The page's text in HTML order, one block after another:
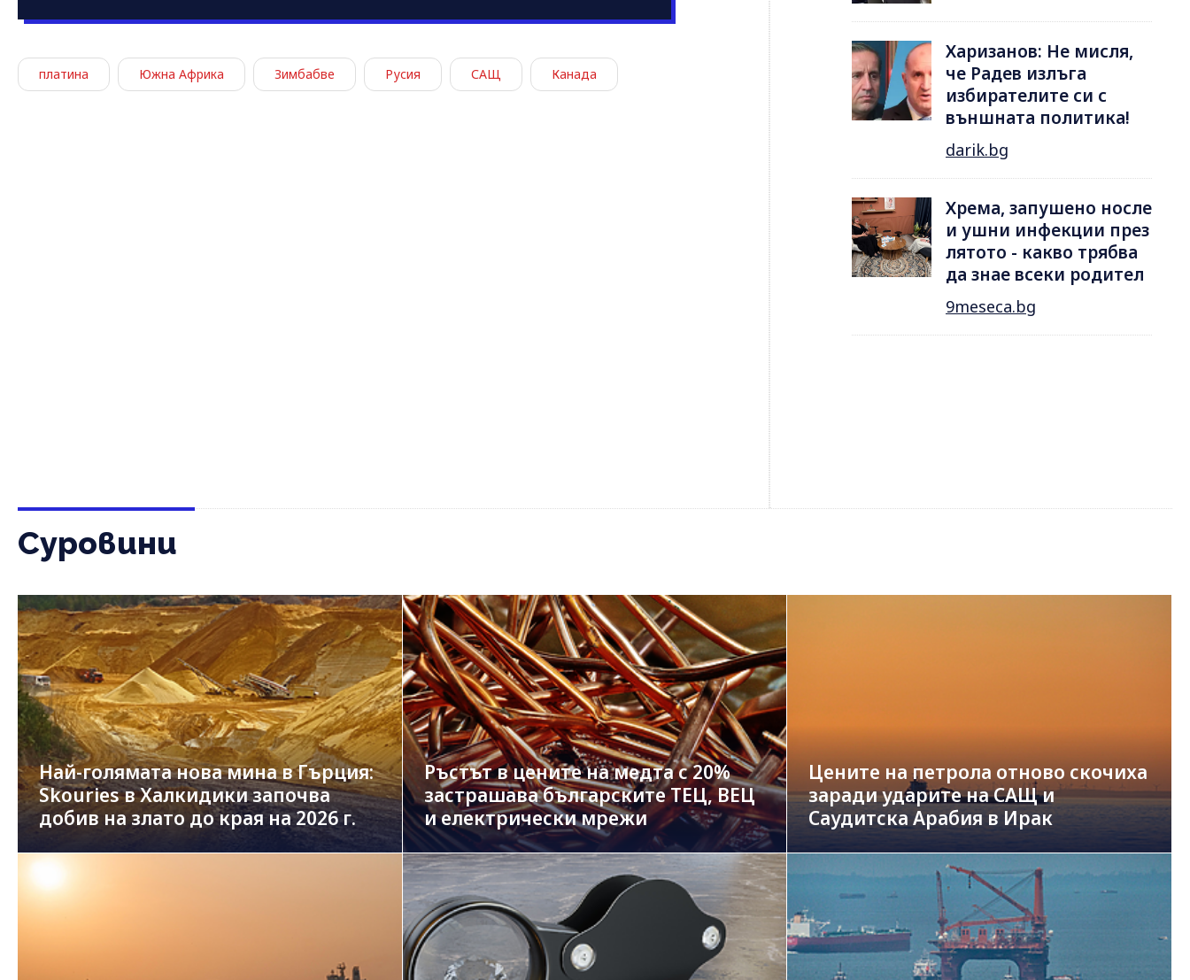
платина Южна Африка Зимбабве Русия САЩ Канада
Харизанов: Не мисля,
че Радев излъга
избирателите си с
външната политика!
darik.bg
Хрема, запушено носле
и ушни инфекции през
лятотo - какво трябва
да знае всеки родител
9meseca.bg
Суровини
Най-голямата нова мина в Гърция:
Skouries в Халкидики започва
добив на злато до края на 2026 г.
Ръстът в цените на медта с 20%
застрашава българските ТЕЦ, ВЕЦ
и електрически мрежи
Цените на петрола отново скочиха
заради ударите на САЩ и
Саудитска Арабия в Ирак